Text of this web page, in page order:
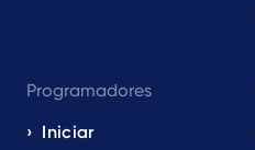
Programadores
Iniciar